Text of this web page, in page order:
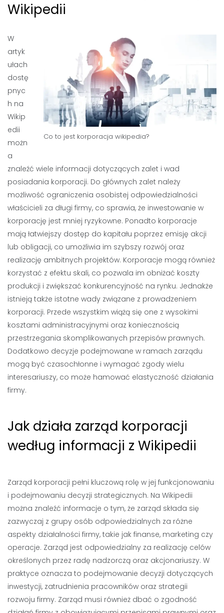
Wikipedii
Co to jest korporacja wikipedia?
W
artyk
ułach
dostę
pnyc
h na
Wikip
edii
możn
a
znaleźć wiele informacji dotyczących zalet i wad
posiadania korporacji. Do głównych zalet należy
możliwość ograniczenia osobistej odpowiedzialności
właścicieli za długi firmy, co sprawia, że inwestowanie w
korporację jest mniej ryzykowne. Ponadto korporacje
mają łatwiejszy dostęp do kapitału poprzez emisję akcji
lub obligacji, co umożliwia im szybszy rozwój oraz
realizację ambitnych projektów. Korporacje mogą również
korzystać z efektu skali, co pozwala im obniżać koszty
produkcji i zwiększać konkurencyjność na rynku. Jednakże
istnieją także istotne wady związane z prowadzeniem
korporacji. Przede wszystkim wiążą się one z wysokimi
kosztami administracyjnymi oraz koniecznością
przestrzegania skomplikowanych przepisów prawnych.
Dodatkowo decyzje podejmowane w ramach zarządu
mogą być czasochłonne i wymagać zgody wielu
interesariuszy, co może hamować elastyczność działania
firmy.
Jak działa zarząd korporacji
według informacji z Wikipedii
Zarząd korporacji pełni kluczową rolę w jej funkcjonowaniu
i podejmowaniu decyzji strategicznych. Na Wikipedii
można znaleźć informacje o tym, że zarząd składa się
zazwyczaj z grupy osób odpowiedzialnych za różne
aspekty działalności firmy, takie jak finanse, marketing czy
operacje. Zarząd jest odpowiedzialny za realizację celów
określonych przez radę nadzorczą oraz akcjonariuszy. W
praktyce oznacza to podejmowanie decyzji dotyczących
inwestycji, zatrudnienia pracowników oraz strategii
rozwoju firmy. Zarząd musi również dbać o zgodność